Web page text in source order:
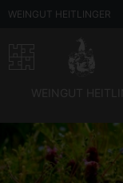
WEINGUT HEITLINGER